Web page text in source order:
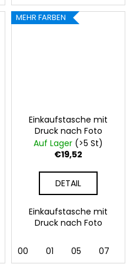
MEHR FARBEN
Einkaufstasche mit
Druck nach Foto
Auf Lager (>5 St)
€19,52
DETAIL
Einkaufstasche mit
Druck nach Foto
00 01 05 07